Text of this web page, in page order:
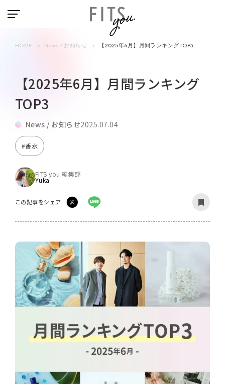
HOME News / お知らせ 【2025年6月】月間ランキングTOP3
【2025年6月】月間ランキング
TOP3
News / お知らせ2025.07.04
#香水
FITS you.編集部
Yuka
この記事をシェア